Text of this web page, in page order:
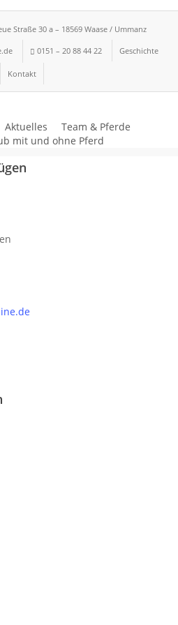
Straße 30 a – 18569 Waase / Ummanz
0151 – 20 88 44 22 Geschichte
Kontakt
Aktuelles
Team & Pferde
mit und ohne Pferd